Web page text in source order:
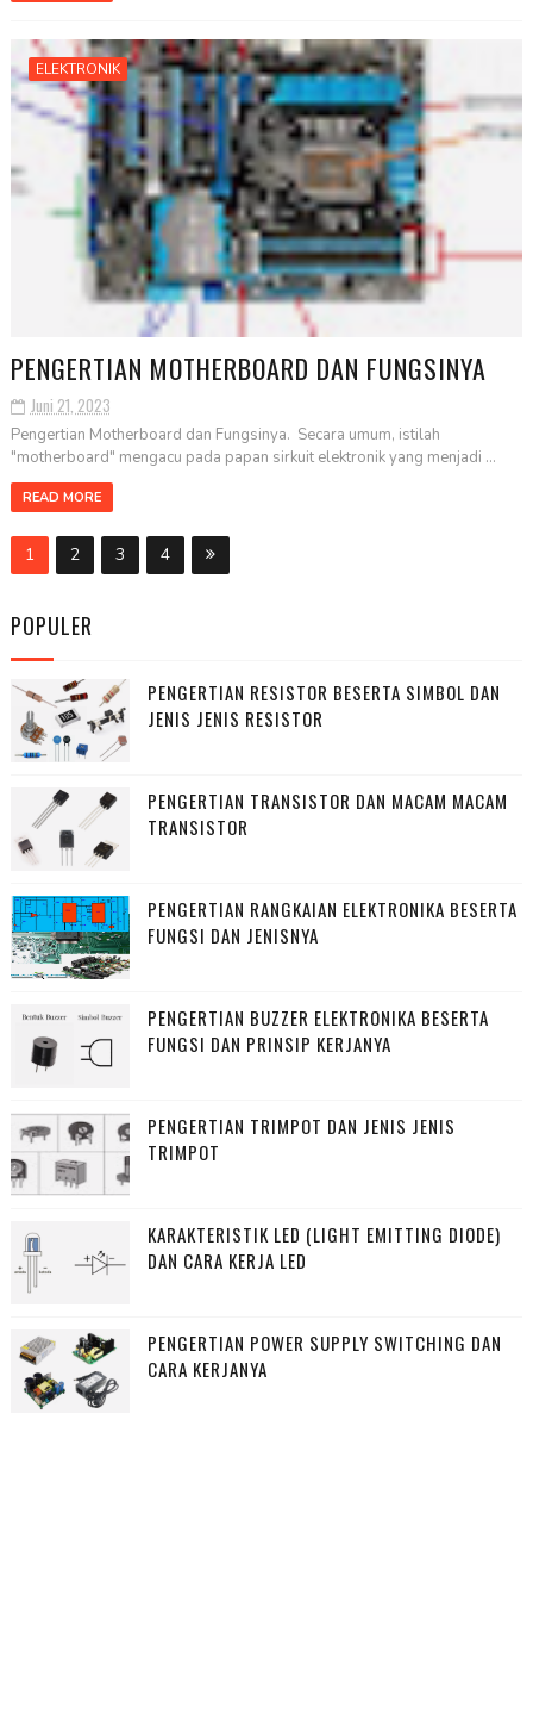
ELEKTRONIK
PENGERTIAN MOTHERBOARD DAN FUNGSINYA
Juni 21, 2023
Pengertian Motherboard dan Fungsinya. Secara umum, istilah
"motherboard" mengacu pada papan sirkuit elektronik yang menjadi ...
READ MORE
1 2 3 4
POPULER
PENGERTIAN RESISTOR BESERTA SIMBOL DAN
JENIS JENIS RESISTOR
PENGERTIAN TRANSISTOR DAN MACAM MACAM
TRANSISTOR
PENGERTIAN RANGKAIAN ELEKTRONIKA BESERTA
FUNGSI DAN JENISNYA
PENGERTIAN BUZZER ELEKTRONIKA BESERTA
FUNGSI DAN PRINSIP KERJANYA
PENGERTIAN TRIMPOT DAN JENIS JENIS
TRIMPOT
KARAKTERISTIK LED (LIGHT EMITTING DIODE)
DAN CARA KERJA LED
PENGERTIAN POWER SUPPLY SWITCHING DAN
CARA KERJANYA